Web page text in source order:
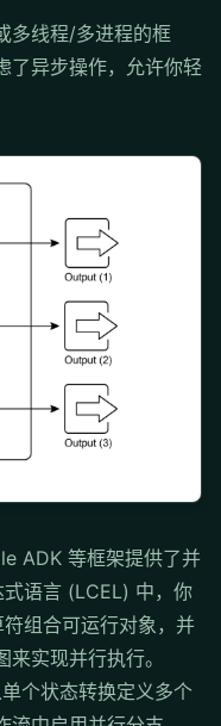
多线程/多进程的框
了异步操作，允许你轻
ADK 等框架提供了并
语言 (LCEL) 中，你
组合可运行对象，并
实现并行执行。
个状态转换定义多个